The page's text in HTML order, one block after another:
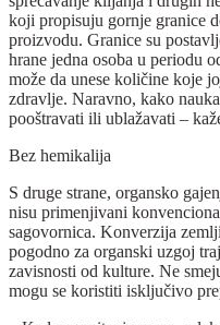
koji propisuju gornje granice
proizvodu. Granice su
hrane jedna osoba u periodu
može da unese količine koje
zdravlje. Naravno, kako
pooštravati ili ublažavati –
Bez hemikalija
S druge strane, organsko
nisu primenjivani
sagovornica. Konverzija
pogodno za organski uzgoj
zavisnosti od kulture. Ne
mogu se koristiti isključivo